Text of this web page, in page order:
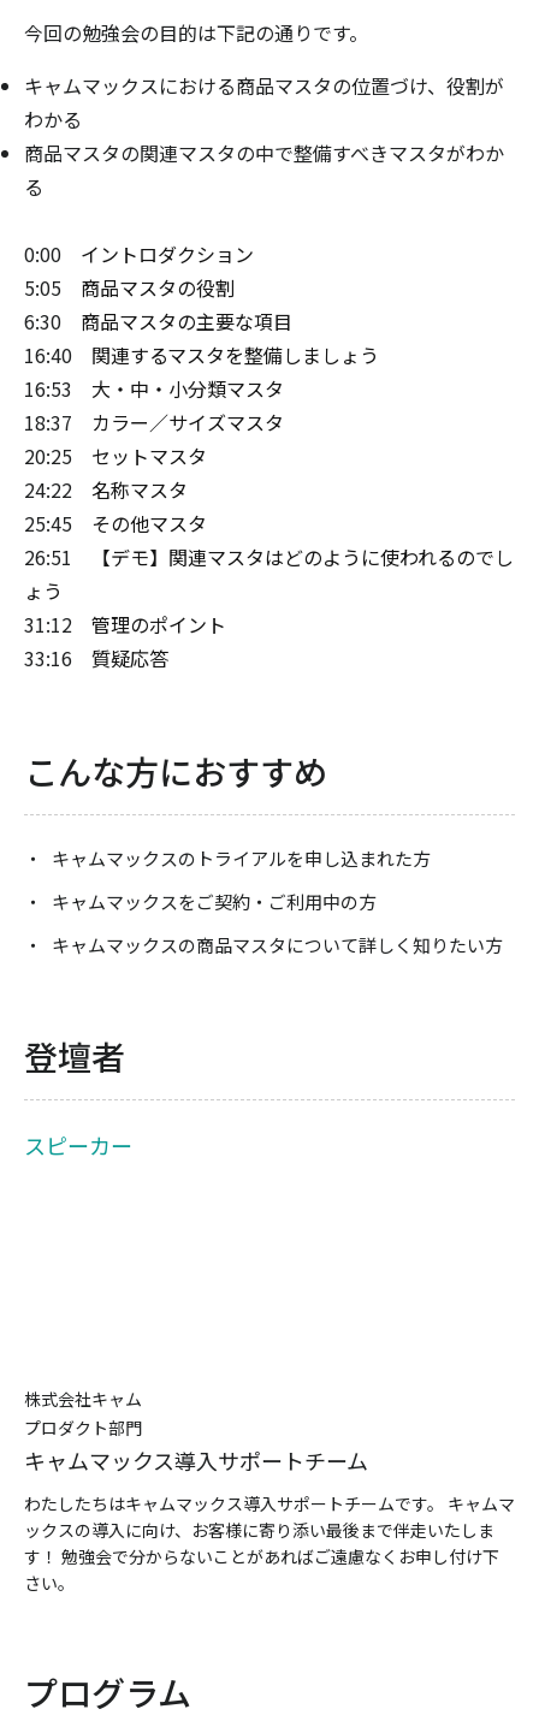
今回の勉強会の目的は下記の通りです。
キャムマックスにおける商品マスタの位置づけ、役割が
わかる
商品マスタの関連マスタの中で整備すべきマスタがわか
る
0:00 イントロダクション
5:05 商品マスタの役割
6:30 商品マスタの主要な項目
16:40 関連するマスタを整備しましょう
16:53 大・中・小分類マスタ
18:37 カラー／サイズマスタ
20:25 セットマスタ
24:22 名称マスタ
25:45 その他マスタ
26:51 【デモ】関連マスタはどのように使われるのでし
ょう
31:12 管理のポイント
33:16 質疑応答
こんな方におすすめ
キャムマックスのトライアルを申し込まれた方
キャムマックスをご契約・ご利用中の方
キャムマックスの商品マスタについて詳しく知りたい方
登壇者
スピーカー
株式会社キャム
プロダクト部門
キャムマックス導入サポートチーム
わたしたちはキャムマックス導入サポートチームです。 キャムマ
ックスの導入に向け、お客様に寄り添い最後まで伴走いたしま
す！ 勉強会で分からないことがあればご遠慮なくお申し付け下
さい。
プログラム